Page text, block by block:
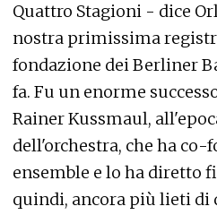
Quattro Stagioni - dice
nostra primissima
fondazione dei Berliner
fa. Fu un enorme
Rainer Kussmaul,
dell'orchestra, che ha co-
ensemble e lo ha diretto
quindi, ancora più lieti di